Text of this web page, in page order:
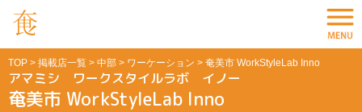
TOP > 掲載店一覧 > 中部 > ワーケーション > 奄美市 WorkStyleLab Inno
アマミシ ワークスタイルラボ イノー
奄美市 WorkStyleLab Inno